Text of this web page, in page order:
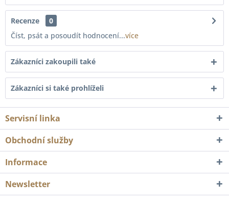
Recenze
0
Číst, psát a posoudít hodnocení...více
Zákazníci zakoupili také
Zákazníci si také prohlíželi
Servisní linka
Obchodní služby
Informace
Newsletter